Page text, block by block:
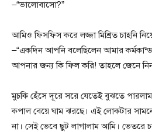
–“ভালোবাসো?”
আমিও ফিসফিস করে লজ্জা মিশ্রিত চাহনি
–“একদিন আপনি বলেছিলেন আমার
আপনার জন্য কি ফিল করি! তাহলে জেনে
মুচকি হেঁসে দূরে সরে যেতেই বুঝতে
কপাল বেয়ে ঘাম ঝরছে। এই লোকটার
না। সেই ভেবে ছুট লাগালাম আমি। ভেতরে